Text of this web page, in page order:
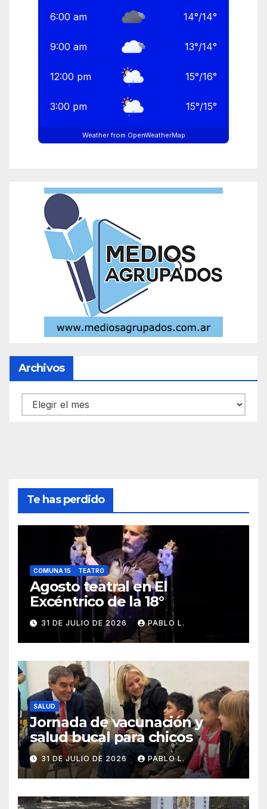
6:00 am 14°/14°
9:00 am 13°/14°
12:00 pm 15°/16°
3:00 pm 15°/15°
Weather from OpenWeatherMap
Archivos
Archivos
Te has perdido
COMUNA 15 TEATRO
Agosto teatral en El
Excéntrico de la 18°
31 DE JULIO DE 2026 PABLO L.
SALUD
Jornada de vacunación y
salud bucal para chicos
31 DE JULIO DE 2026 PABLO L.